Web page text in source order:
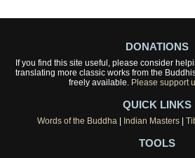
DONATIONS
If you find this site useful, please consider
translating more classic works from the
freely available. Please support
QUICK LINKS
Words of the Buddha| Indian Masters|
TOOLS